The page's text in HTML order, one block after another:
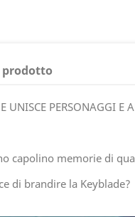
PERSONAGGI E
capolino memorie di
di brandire la Keyblade?